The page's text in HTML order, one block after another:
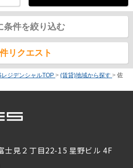
条件を絞り込む
リクエスト
ジデンシャルTOP > (賃貸)地域から探す > 佐
士見２丁目22-15 星野ビル 4F